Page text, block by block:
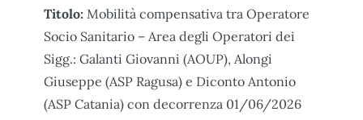
Titolo: Mobilità compensativa tra Operatore
Socio Sanitario – Area degli Operatori dei
Sigg.: Galanti Giovanni (AOUP), Alongi
Giuseppe (ASP Ragusa) e Diconto Antonio
(ASP Catania) con decorrenza 01/06/2026